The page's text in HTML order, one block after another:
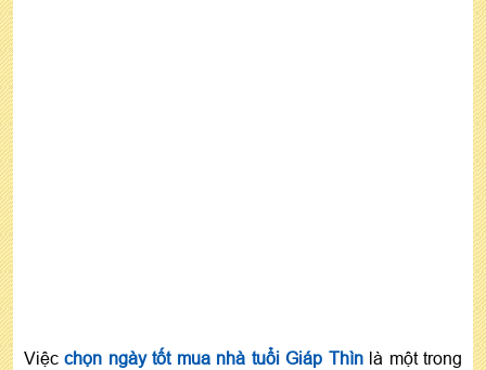
Việcchọn ngày tốt mua nhà tuổi Giáp Thìnlà một trong